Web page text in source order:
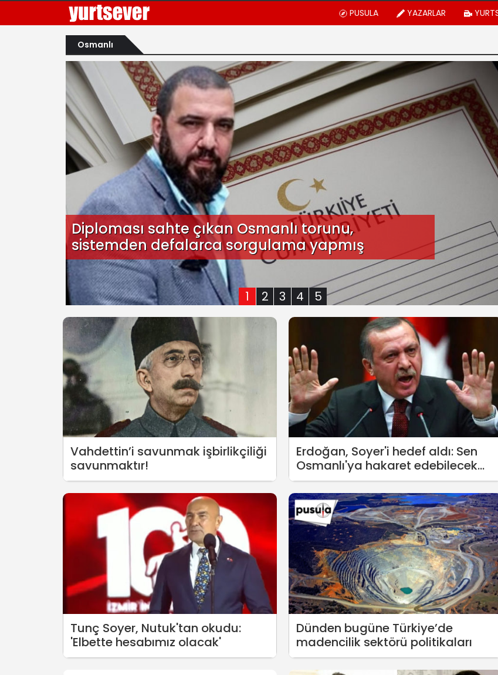
PUSULA YAZARLAR
Osmanlı
1 2 3 4 5
Diploması sahte çıkan Osmanlı torunu,
sistemden defalarca sorgulama yapmış
Vahdettin’i savunmak işbirlikçiliği
savunmaktır!
Erdoğan, Soyer'i hedef aldı: Sen
Osmanlı'ya hakaret edebilecek
hadde ne zaman ulaştın, hadsiz
Tunç Soyer, Nutuk'tan okudu:
'Elbette hesabımız olacak'
Dünden bugüne Türkiye’de
madencilik sektörü politikaları